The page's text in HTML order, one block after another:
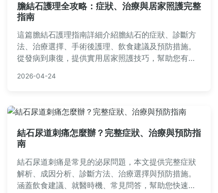
膽結石護理全攻略：症狀、治療與居家照護完整
指南
這篇膽結石護理指南詳細介紹膽結石的症狀、診斷方
法、治療選擇、手術後護理、飲食建議及預防措施。
從發病到康復，提供實用居家照護技巧，幫助您有效
與個人經驗分享，適合患者及家屬參考。
2026-04-24
結石尿道刺痛怎麼辦？完整症狀、治療與預防指
南
結石尿道刺痛是常見的泌尿問題，本文提供完整症狀
解析、成因分析、診斷方法、治療選擇與預防措施。
涵蓋飲食建議、就醫時機、常見問答，幫助您快速緩